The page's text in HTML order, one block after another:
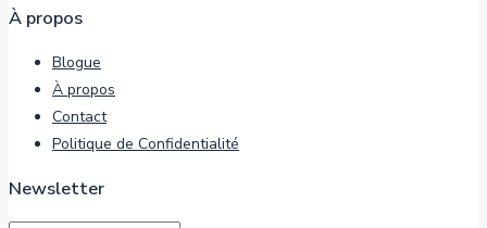
À propos
Blogue
À propos
Contact
Politique de Confidentialité
Newsletter